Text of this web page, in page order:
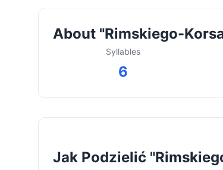
About "Rimskiego-
Syllables
6
Jak Podzielić